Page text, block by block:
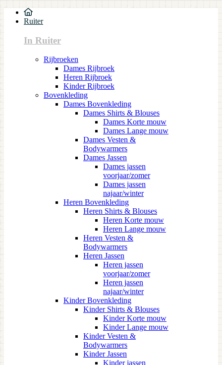
Ruiter
In Ruiter
Rijbroeken
Dames Rijbroek
Heren Rijbroek
Kinder Rijbroek
Bovenkleding
Dames Bovenkleding
Dames Shirts & Blouses
Dames Korte mouw
Dames Lange mouw
Dames Vesten &
Bodywarmers
Dames Jassen
Dames jassen
voorjaar/zomer
Dames jassen
najaar/winter
Heren Bovenkleding
Heren Shirts & Blouses
Heren Korte mouw
Heren Lange mouw
Heren Vesten &
Bodywarmers
Heren Jassen
Heren jassen
voorjaar/zomer
Heren jassen
najaar/winter
Kinder Bovenkleding
Kinder Shirts & Blouses
Kinder Korte mouw
Kinder Lange mouw
Kinder Vesten &
Bodywarmers
Kinder Jassen
Kinder jassen